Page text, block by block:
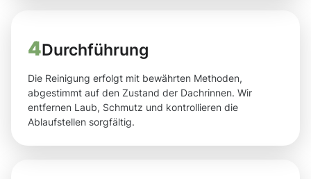
4Durchführung
Die Reinigung erfolgt mit bewährten Methoden,
abgestimmt auf den Zustand der Dachrinnen. Wir
entfernen Laub, Schmutz und kontrollieren die
Ablaufstellen sorgfältig.